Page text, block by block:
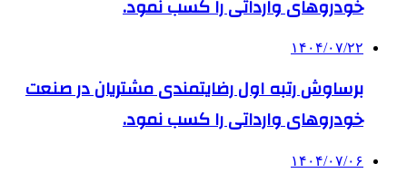
خودروهای وارداتی را کسب نمود.
۱۴۰۴/۰۷/۲۲
برساوش رتبه اول رضایتمندی مشتریان در صنعت
خودروهای وارداتی را کسب نمود.
۱۴۰۴/۰۷/۰۶